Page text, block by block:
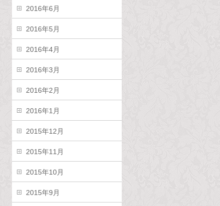
2016年6月
2016年5月
2016年4月
2016年3月
2016年2月
2016年1月
2015年12月
2015年11月
2015年10月
2015年9月